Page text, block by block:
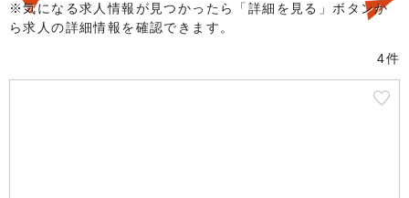
※気になる求人情報が見つかったら「詳細を見る」ボタンか
ら求人の詳細情報を確認できます。
4件